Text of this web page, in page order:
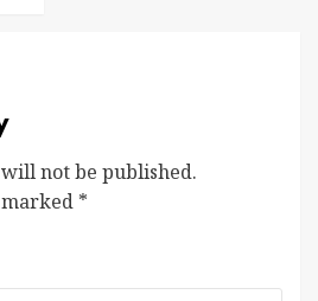
not be published.
*